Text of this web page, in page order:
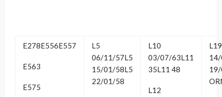
E278E556E557
E563
E575
L5
06/11/57L5
15/01/58L5
22/01/58
L10
03/07/63L11
35L11 48
L12
L19